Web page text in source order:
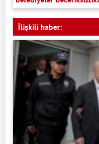
İlişkili haber: